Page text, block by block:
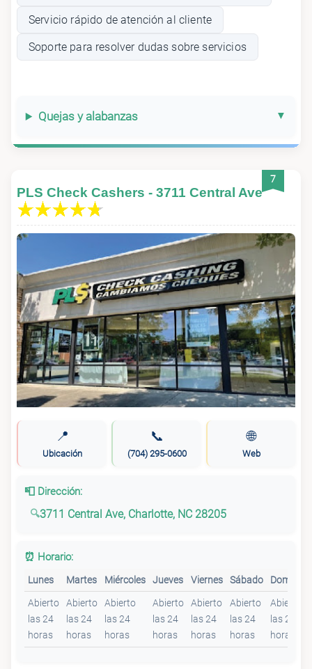
Servicio rápido de atención al cliente
Soporte para resolver dudas sobre servicios
Quejas y alabanzas
7
PLS Check Cashers - 3711 Central Ave
📍
Ubicación
📞
(704) 295-0600
🌐
Web
📮 Dirección:
3711 Central Ave, Charlotte, NC 28205
⏰ Horario:
Lunes Martes Miércoles Jueves Viernes Sábado Domingo
Abierto
las 24
horas
Abierto
las 24
horas
Abierto
las 24
horas
Abierto
las 24
horas
Abierto
las 24
horas
Abierto
las 24
horas
Abierto
las 24
horas